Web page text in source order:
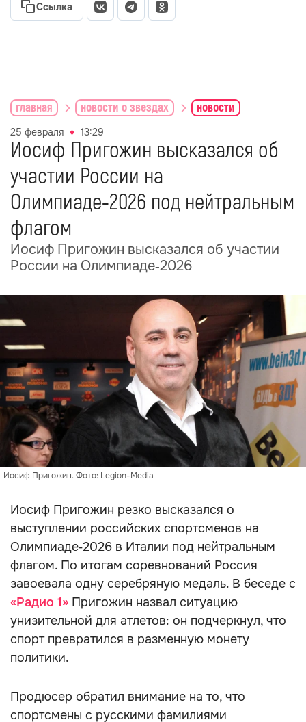
Ссылка
главная новости о звездах новости
25 февраля 13:29
Иосиф Пригожин высказался об
участии России на
Олимпиаде‑2026 под нейтральным
флагом
Иосиф Пригожин высказался об участии
России на Олимпиаде‑2026
Иосиф Пригожин. Фото: Legion-Media
Иосиф Пригожин резко высказался о
выступлении российских спортсменов на
Олимпиаде‑2026 в Италии под нейтральным
флагом. По итогам соревнований Россия
завоевала одну серебряную медаль. В беседе с
«Радио 1» Пригожин назвал ситуацию
унизительной для атлетов: он подчеркнул, что
спорт превратился в разменную монету
политики.
Продюсер обратил внимание на то, что
спортсмены с русскими фамилиями